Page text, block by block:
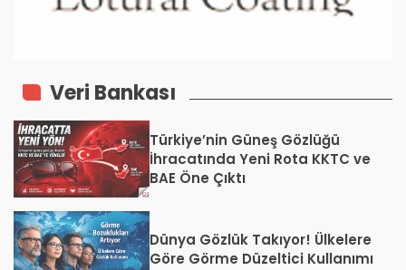
Veri Bankası
Türkiye’nin Güneş Gözlüğü
İhracatında Yeni Rota KKTC ve
BAE Öne Çıktı
Dünya Gözlük Takıyor! Ülkelere
Göre Görme Düzeltici Kullanımı